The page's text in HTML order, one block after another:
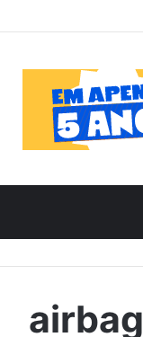
airbag